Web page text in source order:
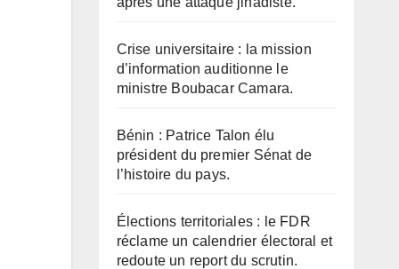
Crise universitaire : la mission
d’information auditionne le
ministre Boubacar Camara.
Bénin : Patrice Talon élu
président du premier Sénat de
l’histoire du pays.
Élections territoriales : le FDR
réclame un calendrier électoral et
redoute un report du scrutin.